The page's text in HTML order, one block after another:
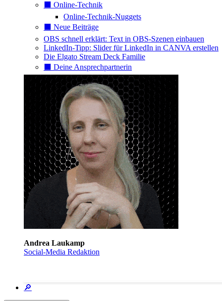
⬛️ Online-Technik
Online-Technik-Nuggets
⬛️ Neue Beiträge
OBS schnell erklärt: Text in OBS-Szenen einbauen
LinkedIn-Tipp: Slider für LinkedIn in CANVA erstellen
Die Elgato Stream Deck Familie
⬛️ Deine Ansprechpartnerin
Andrea Laukamp
Social-Media Redaktion
🔎